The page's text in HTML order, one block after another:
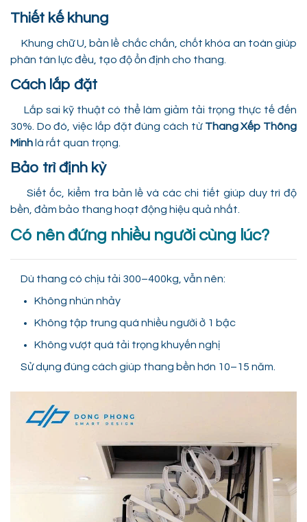
Thiết kế khung
Khung chữ U, bản lề chắc chắn, chốt khóa an toàn giúp
phân tán lực đều, tạo độ ổn định cho thang.
Cách lắp đặt
Lắp sai kỹ thuật có thể làm giảm tải trọng thực tế đến
30%. Do đó, việc lắp đặt đúng cách từ Thang Xếp Thông
Minh là rất quan trọng.
Bảo trì định kỳ
Siết ốc, kiểm tra bản lề và các chi tiết giúp duy trì độ
bền, đảm bảo thang hoạt động hiệu quả nhất.
Có nên đứng nhiều người cùng lúc?
Dù thang có chịu tải 300–400kg, vẫn nên:
Không nhún nhảy
Không tập trung quá nhiều người ở 1 bậc
Không vượt quá tải trọng khuyến nghị
Sử dụng đúng cách giúp thang bền hơn 10–15 năm.